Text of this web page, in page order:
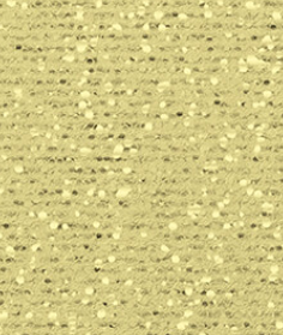
Redigering av smykkefoto AI-